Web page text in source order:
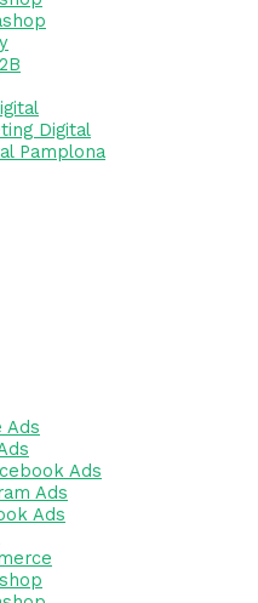
Digital
Pamplona
Ads
Ads
Ads
Ads